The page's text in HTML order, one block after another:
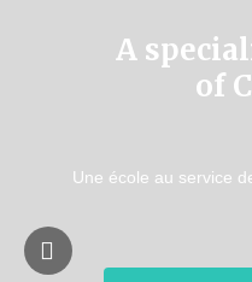
A
of
Une école au service